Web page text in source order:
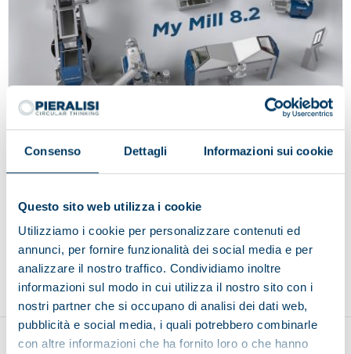
Consenso Dettagli Informazioni sui cookie
Questo sito web utilizza i cookie
Utilizziamo i cookie per personalizzare contenuti ed
annunci, per fornire funzionalità dei social media e per
analizzare il nostro traffico. Condividiamo inoltre
informazioni sul modo in cui utilizza il nostro sito con i
nostri partner che si occupano di analisi dei dati web,
pubblicità e social media, i quali potrebbero combinarle
con altre informazioni che ha fornito loro o che hanno
Back to top